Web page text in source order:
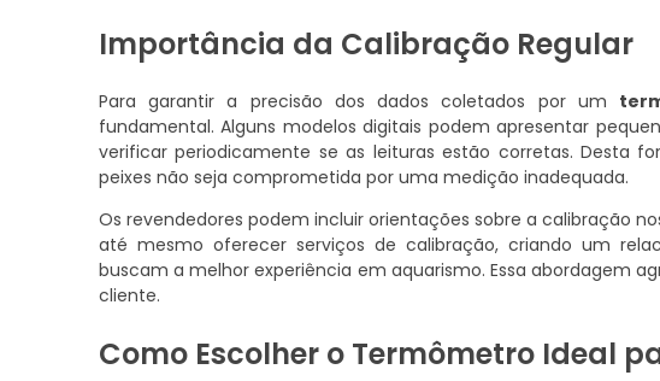
Importância da Calibração Regular
Para garantir a precisão dos dados coletados por um
fundamental. Alguns modelos digitais podem apresentar
verificar periodicamente se as leituras estão corretas. Desta
peixes não seja comprometida por uma medição inadequada.
Os revendedores podem incluir orientações sobre a calibração
até mesmo oferecer serviços de calibração, criando um
buscam a melhor experiência em aquarismo. Essa abordagem
cliente.
Como Escolher o Termômetro Ideal